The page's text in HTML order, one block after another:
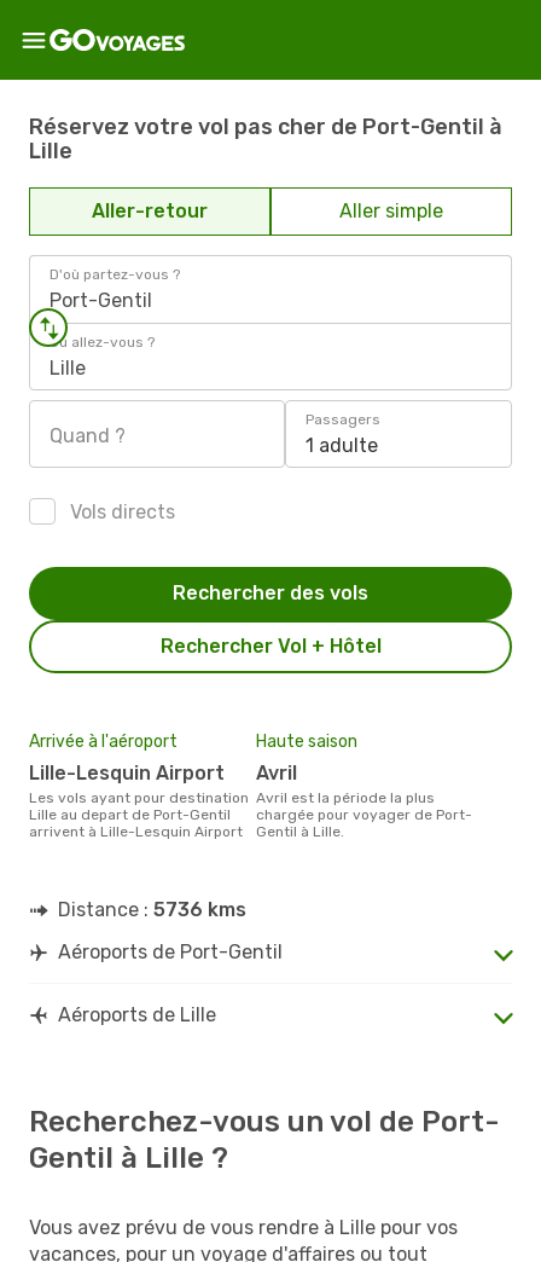
Réservez votre vol pas cher de Port-Gentil à
Lille
Aller-retour Aller simple
D'où partez-vous ?
Port-Gentil
Où allez-vous ?
Lille
Quand ?
Passagers
1 adulte
Vols directs
Rechercher Vol + Hôtel
Rechercher des vols
Arrivée à l'aéroport
Lille-Lesquin Airport
Les vols ayant pour destination
Lille au depart de Port-Gentil
arrivent à Lille-Lesquin Airport
Haute saison
avril
avril est la période la plus
chargée pour voyager de Port-
Gentil à Lille.
Distance : 5736 kms
Aéroports de Port-Gentil
Aéroports de Lille
Recherchez-vous un vol de Port-
Gentil à Lille ?
Vous avez prévu de vous rendre à Lille pour vos
vacances, pour un voyage d'affaires ou tout